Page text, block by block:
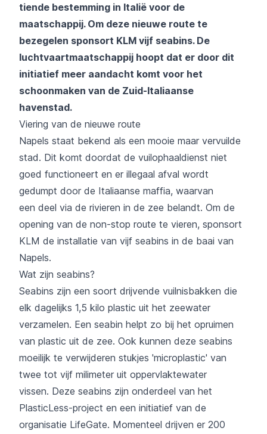
tiende bestemming in Italië voor de
maatschappij. Om deze nieuwe route te
bezegelen sponsort KLM vijf seabins. De
luchtvaartmaatschappij hoopt dat er door dit
initiatief meer aandacht komt voor het
schoonmaken van de Zuid-Italiaanse
havenstad.
Viering van de nieuwe route
Napels staat bekend als een mooie maar vervuilde
stad. Dit komt doordat de vuilophaaldienst niet
goed functioneert en er illegaal afval wordt
gedumpt door de Italiaanse maffia, waarvan
een deel via de rivieren in de zee belandt. Om de
opening van de non-stop route te vieren, sponsort
KLM de installatie van vijf seabins in de baai van
Napels.
Wat zijn seabins?
Seabins zijn een soort drijvende vuilnisbakken die
elk dagelijks 1,5 kilo plastic uit het zeewater
verzamelen. Een seabin helpt zo bij het opruimen
van plastic uit de zee. Ook kunnen deze seabins
moeilijk te verwijderen stukjes 'microplastic' van
twee tot vijf milimeter uit oppervlaktewater
vissen. Deze seabins zijn onderdeel van het
PlasticLess-project en een initiatief van de
organisatie LifeGate. Momenteel drijven er 200